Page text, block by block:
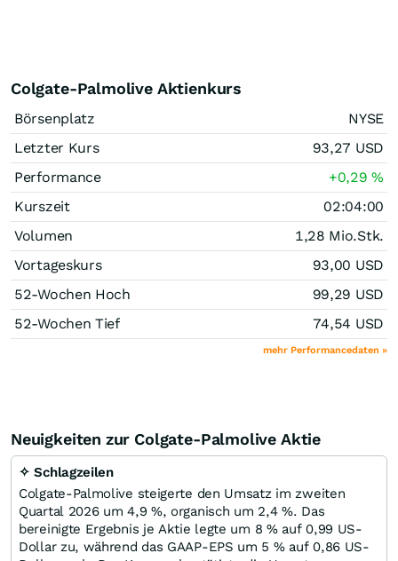
Colgate-Palmolive Aktienkurs
Börsenplatz
NYSE
Letzter Kurs
93,27 USD
Performance
+0,29%
Kurszeit
02:04:00
Volumen
1,28 Mio.Stk.
Vortageskurs
93,00 USD
52-Wochen Hoch
99,29 USD
52-Wochen Tief
74,54 USD
mehr Performancedaten »
Neuigkeiten zur Colgate-Palmolive Aktie
✧ Schlagzeilen
Colgate-Palmolive steigerte den Umsatz im zweiten
Quartal 2026 um 4,9 %, organisch um 2,4 %. Das
bereinigte Ergebnis je Aktie legte um 8 % auf 0,99 US-
Dollar zu, während das GAAP-EPS um 5 % auf 0,86 US-